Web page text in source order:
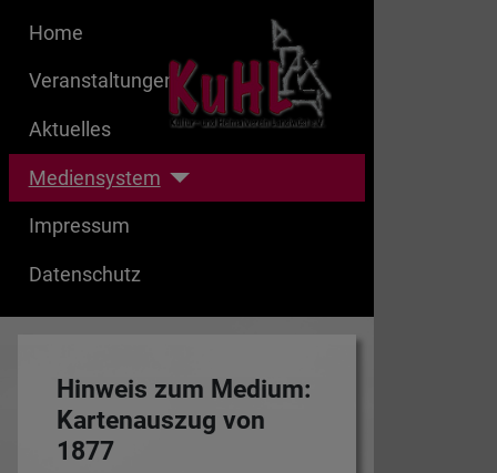
Home
Veranstaltungen
Aktuelles
Mediensystem
Impressum
Datenschutz
Hinweis zum Medium:
Kartenauszug von
1877